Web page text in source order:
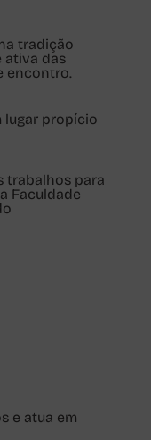
tradição
ativa das
encontro.
lugar propício
trabalhos para
Faculdade
e atua em